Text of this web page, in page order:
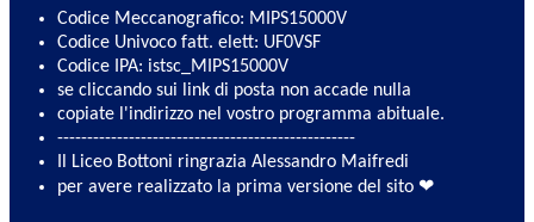
Codice Meccanografico: MIPS15000V
Codice Univoco fatt. elett: UF0VSF
Codice IPA: istsc_MIPS15000V
se cliccando sui link di posta non accade nulla
copiate l'indirizzo nel vostro programma abituale.
--------------------------------------------------
Il Liceo Bottoni ringrazia Alessandro Maifredi
per avere realizzato la prima versione del sito ❤